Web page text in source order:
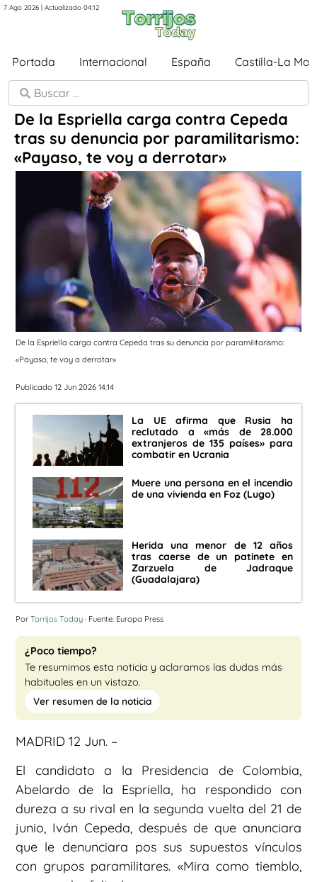
7 Ago 2026 | Actualizado 04:12
Portada Internacional España Castilla-La
De la Espriella carga contra Cepeda
tras su denuncia por paramilitarismo:
«Payaso, te voy a derrotar»
De la Espriella carga contra Cepeda tras su denuncia por paramilitarismo:
«Payaso, te voy a derrotar»
Publicado 12 Jun 2026 14:14
La UE afirma que Rusia ha
reclutado a «más de 28.000
extranjeros de 135 países» para
combatir en Ucrania
Muere una persona en el incendio
de una vivienda en Foz (Lugo)
Herida una menor de 12 años
tras caerse de un patinete en
Zarzuela de Jadraque
(Guadalajara)
Por Torrijos Today · Fuente: Europa Press
¿Poco tiempo?
Te resumimos esta noticia y aclaramos las dudas más
habituales en un vistazo.
Ver resumen de la noticia
MADRID 12 Jun. –
El candidato a la Presidencia de Colombia,
Abelardo de la Espriella, ha respondido con
dureza a su rival en la segunda vuelta del 21 de
junio, Iván Cepeda, después de que anunciara
que le denunciara pos sus supuestos vínculos
con grupos paramilitares. «Mira como tiemblo,